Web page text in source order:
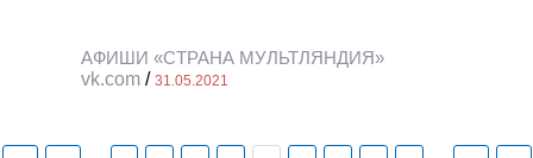
АФИШИ «СТРАНА МУЛЬТЛЯНДИЯ»
vk.com / 31.05.2021